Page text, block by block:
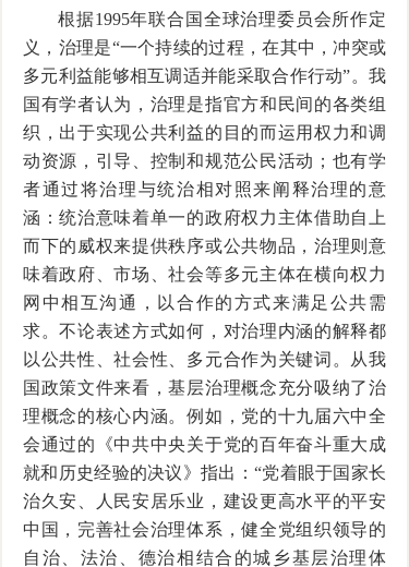
根据1995年联合国全球治理委员会所作定
义，治理是“一个持续的过程，在其中，冲突或
多元利益能够相互调适并能采取合作行动”。我
国有学者认为，治理是指官方和民间的各类组
织，出于实现公共利益的目的而运用权力和调
动资源，引导、控制和规范公民活动；也有学
者通过将治理与统治相对照来阐释治理的意
涵：统治意味着单一的政府权力主体借助自上
而下的威权来提供秩序或公共物品，治理则意
味着政府、市场、社会等多元主体在横向权力
网中相互沟通，以合作的方式来满足公共需
求。不论表述方式如何，对治理内涵的解释都
以公共性、社会性、多元合作为关键词。从我
国政策文件来看，基层治理概念充分吸纳了治
理概念的核心内涵。例如，党的十九届六中全
会通过的《中共中央关于党的百年奋斗重大成
就和历史经验的决议》指出：“党着眼于国家长
治久安、人民安居乐业，建设更高水平的平安
中国，完善社会治理体系，健全党组织领导的
自治、法治、德治相结合的城乡基层治理体